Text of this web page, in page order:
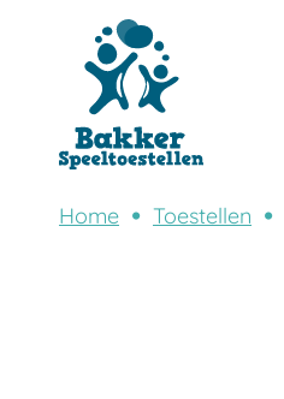
Home Toestellen